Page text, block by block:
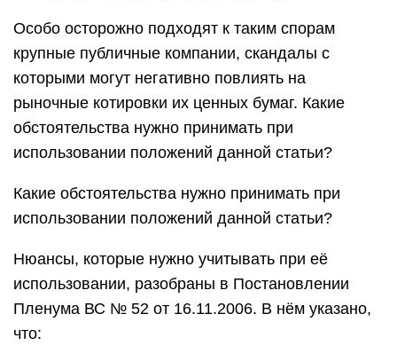
Особо осторожно подходят к таким спорам
крупные публичные компании, скандалы с
которыми могут негативно повлиять на
рыночные котировки их ценных бумаг. Какие
обстоятельства нужно принимать при
использовании положений данной статьи?
Какие обстоятельства нужно принимать при
использовании положений данной статьи?
Нюансы, которые нужно учитывать при её
использовании, разобраны в Постановлении
Пленума ВС № 52 от 16.11.2006. В нём указано,
что: